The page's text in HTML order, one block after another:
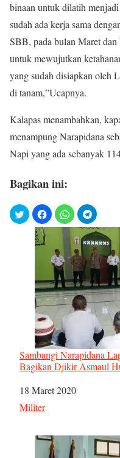
binaan untuk dilatih
sudah ada kerja sama
SBB, pada bulan Maret
untuk mewujutkan
yang sudah disiapkan oleh
di tanam,”Ucapnya.
Kalapas menambahkan,
menampung Narapidana
Napi yang ada sebanyak
Bagikan ini:
Sambangi Narapidana
Bagikan Djikir Asmaul
Tanggal
18 Maret 2020
Sehubungan dengan
Militer